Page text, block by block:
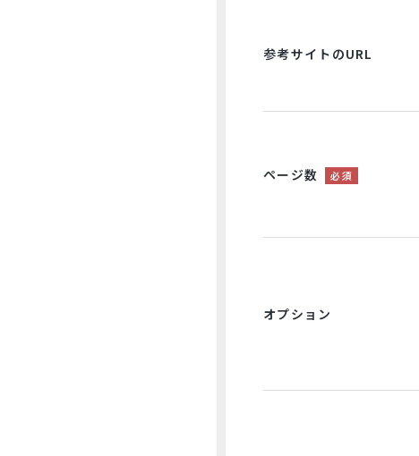
参考サイトのURL
ページ数 必須
オプション